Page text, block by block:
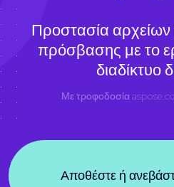
Προστασία
πρόσβασης με το
διαδίκτυο
Με τροφοδοσία
Αποθέστε ή